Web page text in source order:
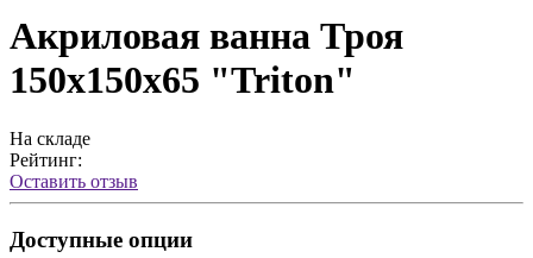
Акриловая ванна Троя
150x150x65 "Triton"
На складе
Рейтинг:
Оставить отзыв
Доступные опции